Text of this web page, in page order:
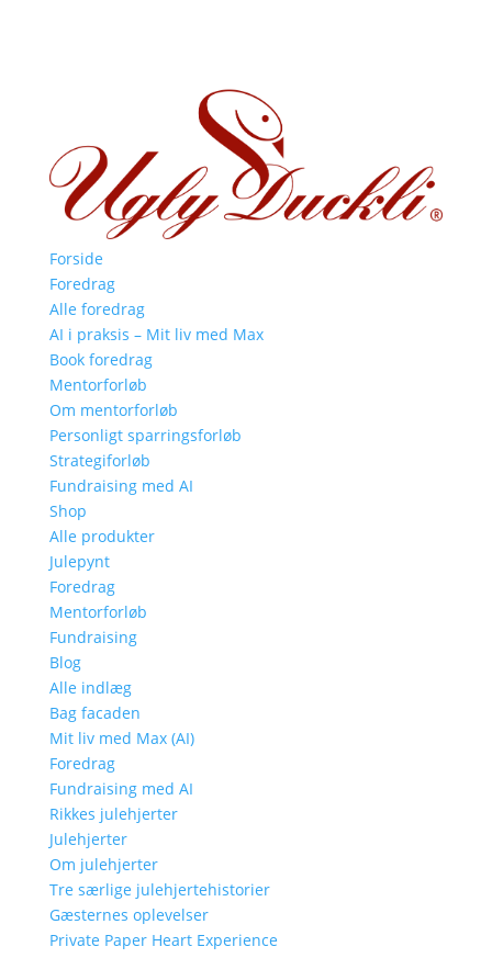
Forside
Foredrag
Alle foredrag
AI i praksis – Mit liv med Max
Book foredrag
Mentorforløb
Om mentorforløb
Personligt sparringsforløb
Strategiforløb
Fundraising med AI
Shop
Alle produkter
Julepynt
Foredrag
Mentorforløb
Fundraising
Blog
Alle indlæg
Bag facaden
Mit liv med Max (AI)
Foredrag
Fundraising med AI
Rikkes julehjerter
Julehjerter
Om julehjerter
Tre særlige julehjertehistorier
Gæsternes oplevelser
Private Paper Heart Experience